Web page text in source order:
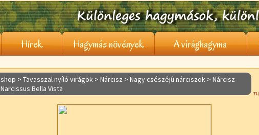
Hírek Hagymás növények A virághagyma
shop > Tavasszal nyíló virágok > Nárcisz > Nagy csészéjû nárciszok > Nárcisz-
Narcissus Bella Vista